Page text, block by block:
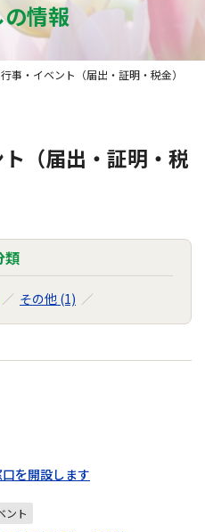
の情報
行事・イベント（届出・証明・税金）
（届出・証明・税
類
その他 (1)
を開設します
ント